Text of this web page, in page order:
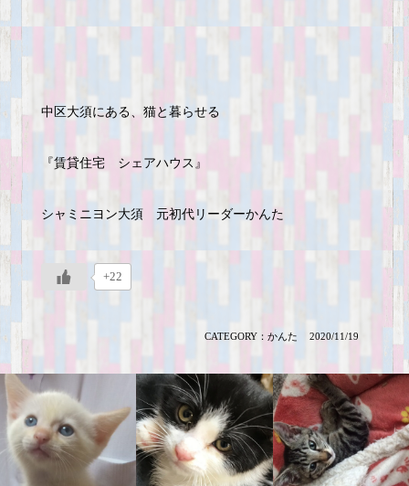
中区大須にある、猫と暮らせる
『賃貸住宅 シェアハウス』
シャミニヨン大須 元初代リーダーかんた
+22
CATEGORY：かんた 2020/11/19